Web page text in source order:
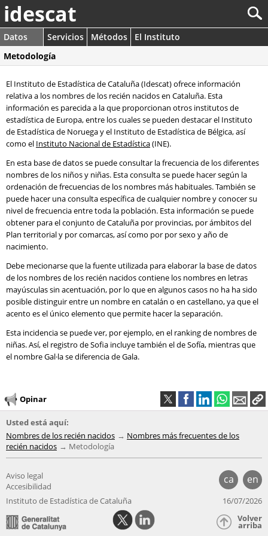
idescat
Datos Servicios Métodos
El Instituto
Metodología
El Instituto de Estadística de Cataluña (Idescat) ofrece información
relativa a los nombres de los recién nacidos en Cataluña. Esta
información es parecida a la que proporcionan otros institutos de
estadística de Europa, entre los cuales se pueden destacar el Instituto
de Estadística de Noruega y el Instituto de Estadística de Bélgica, así
como el Instituto Nacional de Estadística(INE).
En esta base de datos se puede consultar la frecuencia de los diferentes
nombres de los niños y niñas. Esta consulta se puede hacer según la
ordenación de frecuencias de los nombres más habituales. También se
puede hacer una consulta específica de cualquier nombre y conocer su
nivel de frecuencia entre toda la población. Esta información se puede
obtener para el conjunto de Cataluña por provincias, por ámbitos del
Plan territorial y por comarcas, así como por por sexo y año de
nacimiento.
Debe mecionarse que la fuente utilizada para elaborar la base de datos
de los nombres de los recién nacidos contiene los nombres en letras
mayúsculas sin acentuación, por lo que en algunos casos no ha ha sido
posible distinguir entre un nombre en catalán o en castellano, ya que el
acento es el único elemento que permite hacer la separación.
Esta incidencia se puede ver, por ejemplo, en el ranking de nombres de
niñas. Así, el registro de Sofia incluye también el de Sofía, mientras que
el nombre Gal·la se diferencia de Gala.
Opinar
Usted está aquí:
Nombres de los recién nacidos
Nombres más frecuentes de los
recién nacidos
Metodología
ca en
Aviso legal
Accesibilidad
Instituto de Estadística de Cataluña
16/07/2026
Volver
arriba